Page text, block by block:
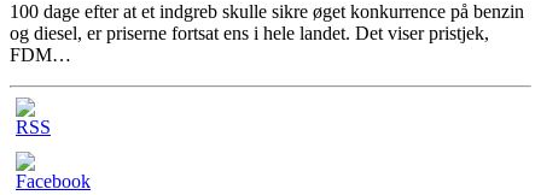
100 dage efter at et indgreb skulle sikre øget konkurrence på benzin
og diesel, er priserne fortsat ens i hele landet. Det viser pristjek,
FDM…